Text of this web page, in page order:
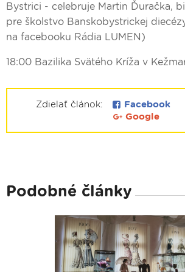
Bystrici - celebruje Martin Ďuračka,
pre školstvo Banskobystrickej
na facebooku Rádia LUMEN)
18:00 Bazilika Svätého Kríža v
Zdielať článok: Facebook
Google
Podobné články